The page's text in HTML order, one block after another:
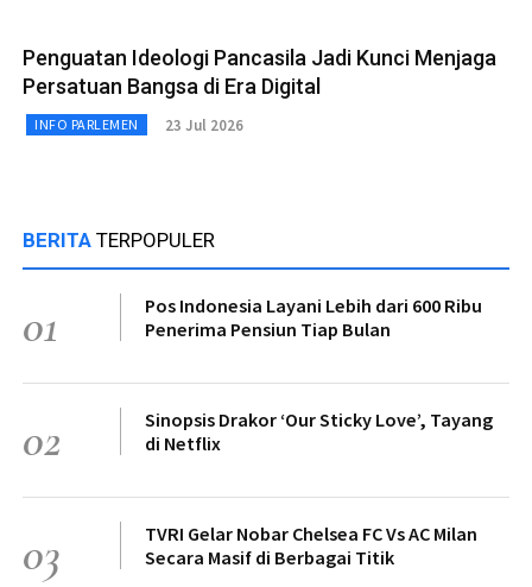
Penguatan Ideologi Pancasila Jadi Kunci Menjaga
Persatuan Bangsa di Era Digital
INFO PARLEMEN 23 Jul 2026
BERITA TERPOPULER
01
Pos Indonesia Layani Lebih dari 600 Ribu
Penerima Pensiun Tiap Bulan
02
Sinopsis Drakor ‘Our Sticky Love’, Tayang
di Netflix
03
TVRI Gelar Nobar Chelsea FC Vs AC Milan
Secara Masif di Berbagai Titik